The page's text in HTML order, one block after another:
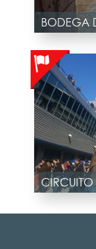
BODEGA
CIRCUITO